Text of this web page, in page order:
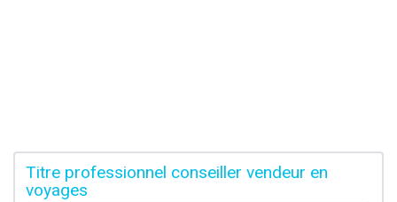
Titre professionnel conseiller vendeur en
voyages